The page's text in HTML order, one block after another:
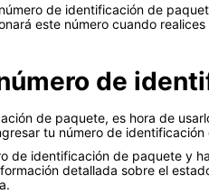
de identificación de
este número cuando
de
de paquete, es hora de
tu número de
de identificación de paquete y
detallada sobre el